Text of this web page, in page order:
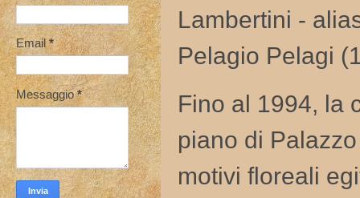
Lambertini -
Pelagio Pelagi
Fino al 1994, la
piano di
motivi floreali
Email*
Messaggio*